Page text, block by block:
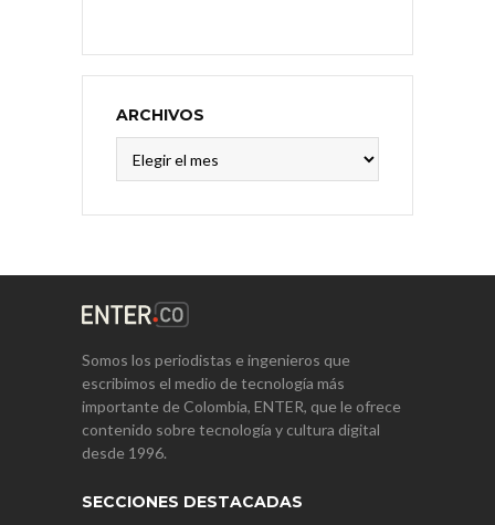
ARCHIVOS
Somos los periodistas e ingenieros que
escribimos el medio de tecnología más
importante de Colombia, ENTER, que le ofrece
contenido sobre tecnología y cultura digital
desde 1996.
SECCIONES DESTACADAS